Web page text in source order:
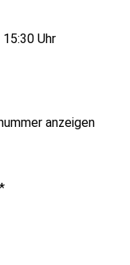
Uhr
anzeigen
*